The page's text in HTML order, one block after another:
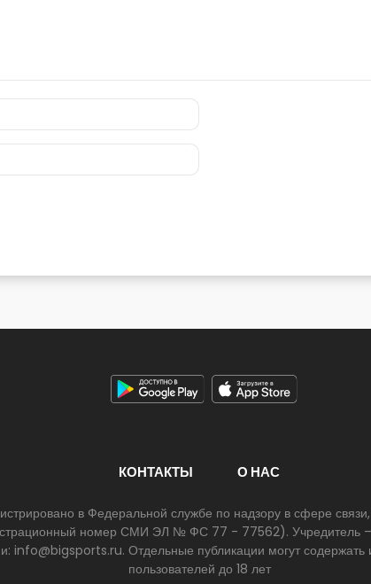
КОНТАКТЫ О НАС
в Федеральной службе по надзору в сфере
номер СМИ ЭЛ № ФС 77 - 77562). Учредитель
info@bigsports.ru. Отдельные публикации могут
пользователей до 18 лет